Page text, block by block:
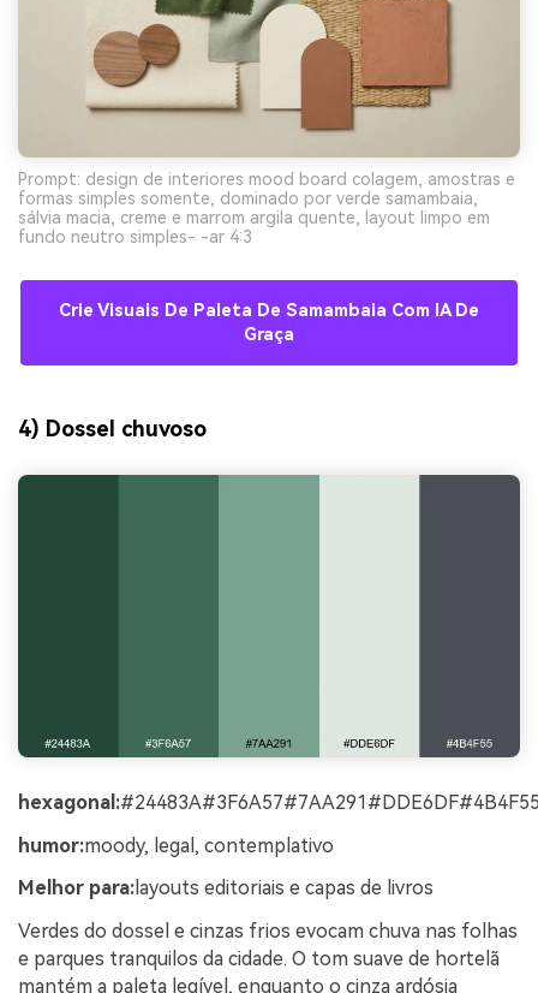
Prompt: design de interiores mood board colagem, amostras e
formas simples somente, dominado por verde samambaia,
sálvia macia, creme e marrom argila quente, layout limpo em
fundo neutro simples- -ar 4:3
Crie Visuais De Paleta De Samambaia Com IA De
Graça
4) Dossel chuvoso
hexagonal:
humor:moody, legal, contemplativo
Melhor para: layouts editoriais e capas de livros
Verdes do dossel e cinzas frios evocam chuva nas folhas
e parques tranquilos da cidade. O tom suave de hortelã
mantém a paleta legível, enquanto o cinza ardósia